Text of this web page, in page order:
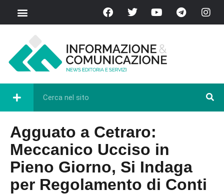
Agguato a Cetraro:
Meccanico Ucciso in
Pieno Giorno, Si Indaga
per Regolamento di Conti